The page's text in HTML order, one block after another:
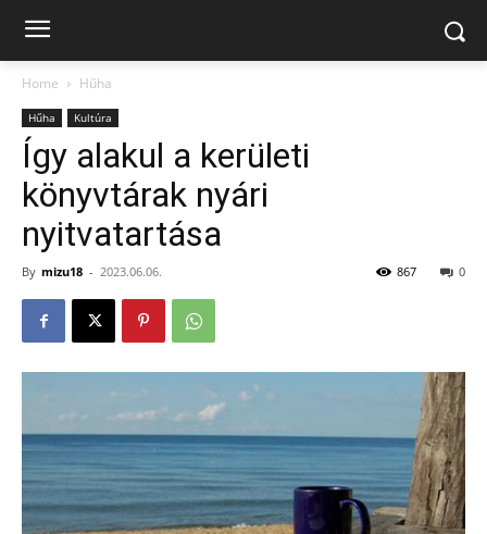
Home Hűha
Hűha Kultúra
Így alakul a kerületi
könyvtárak nyári
nyitvatartása
By mizu18 - 2023.06.06. 0
867